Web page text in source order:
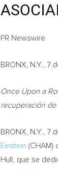
PR Newswire
BRONX, N.Y., 7
Once Upon a
recuperación de
BRONX, N.Y. 7
Einstein (CHAM)
Hull, que se